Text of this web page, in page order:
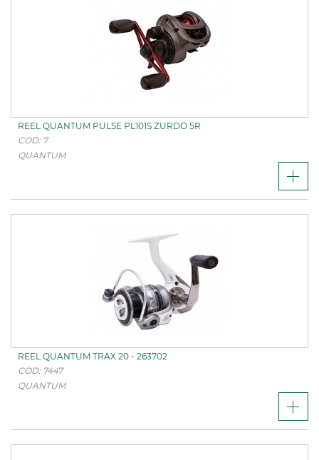
REEL QUANTUM PULSE PL101S ZURDO 5R
COD: 7
QUANTUM
REEL QUANTUM TRAX 20 - 263702
COD: 7447
QUANTUM